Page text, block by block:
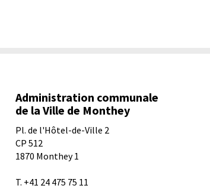
Administration communale
de la Ville de Monthey
Pl. de l'Hôtel-de-Ville 2
CP 512
1870 Monthey 1
T. +41 24 475 75 11